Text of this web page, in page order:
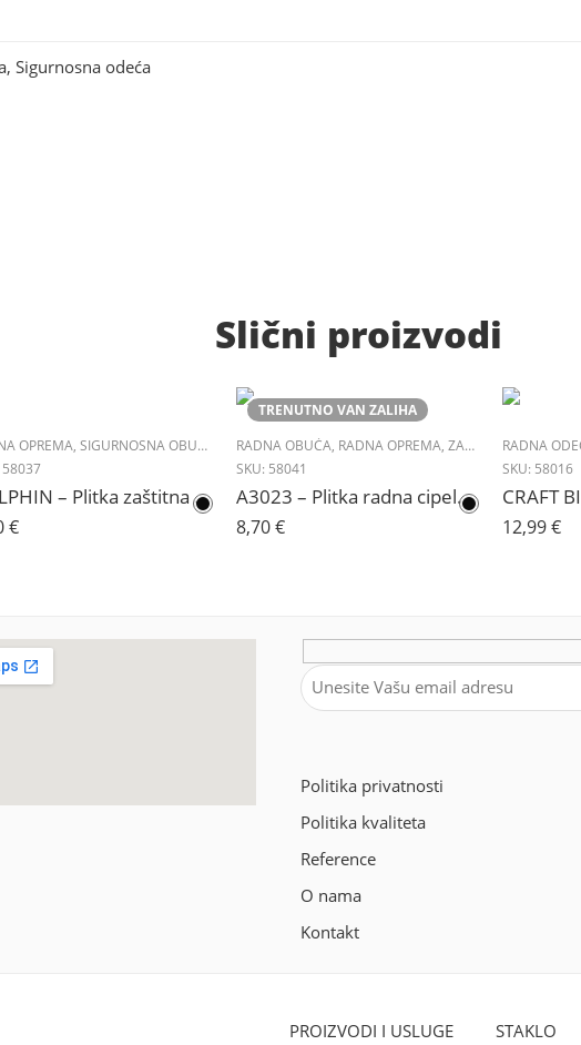
, Sigurnosna odeća
Slični proizvodi
OBUĆA
OPREMA SIGURNOSNA OBUĆA
ZAŠTITNA OBUĆA
58037
DOLPHIN – Plitka zaštitna cipela S3 SRC
€
TRENUTNO VAN ZALIHA
RADNA OBUĆA RADNA OPREMA ZAŠTITNA OBUĆA
SKU: 58041
A3023 – Plitka radna cipela O1 SRC
8,70€
RADNA
SKU: 58016
12,99€
Politika privatnosti
Politika kvaliteta
Reference
O nama
Kontakt
PROIZVODI I USLUGE STAKLO